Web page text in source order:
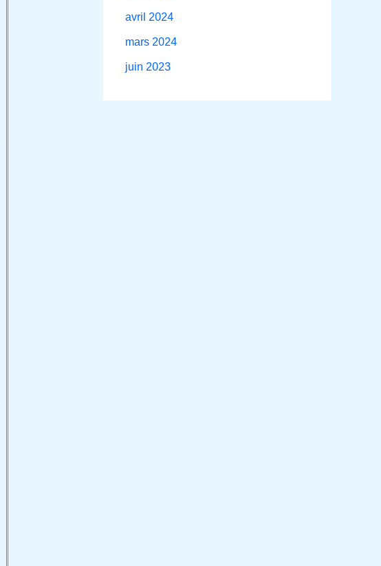
avril 2024
mars 2024
juin 2023